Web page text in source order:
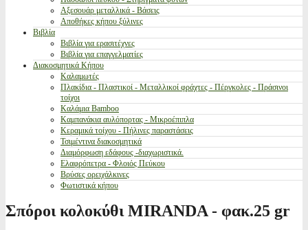
Αξεσουάρ μεταλλικά - Βάσεις
Αποθήκες κήπου ξύλινες
Βιβλία
Βιβλία για ερασιτέχνες
Βιβλία για επαγγελματίες
Διακοσμητικά Κήπου
Καλαμωτές
Πλακίδια - Πλαστικοί - Μεταλλικοί φράχτες - Πέργκολες - Πράσινοι
τοίχοι
Καλάμια Bamboo
Καμπανάκια αυλόπορτας - Μικροέπιπλα
Κεραμικά τοίχου - Πήλινες παραστάσεις
Τσιμέντινα διακοσμητικά
Διαμόρφωση εδάφους -διαχωριστικά.
Ελαφρόπετρα - Φλοιός Πεύκου
Βρύσες ορειχάλκινες
Φωτιστικά κήπου
Σπόροι κολοκύθι MIRANDA - φακ.25 gr